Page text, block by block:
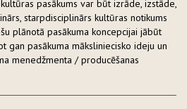
pasākums var būt izrāde, izstāde,
starpdisciplinārs kultūras notikums
plānotā pasākuma koncepcijai jābūt
gan pasākuma māksliniecisko ideju un
menedžmenta / producēšanas